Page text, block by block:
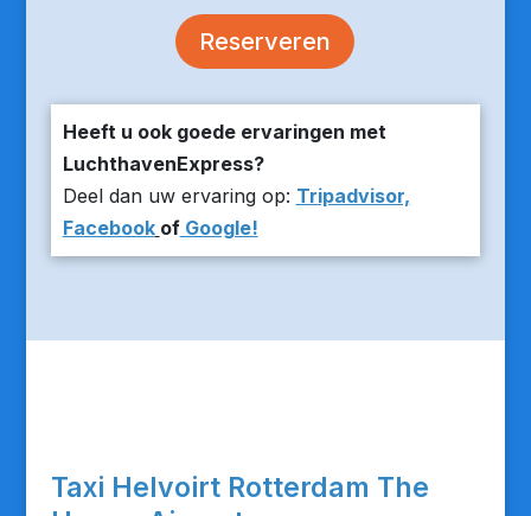
Reserveren
Heeft u ook goede ervaringen met
LuchthavenExpress?
Deel dan uw ervaring op: Tripadvisor,
Facebook ofGoogle!
Taxi Helvoirt Rotterdam The